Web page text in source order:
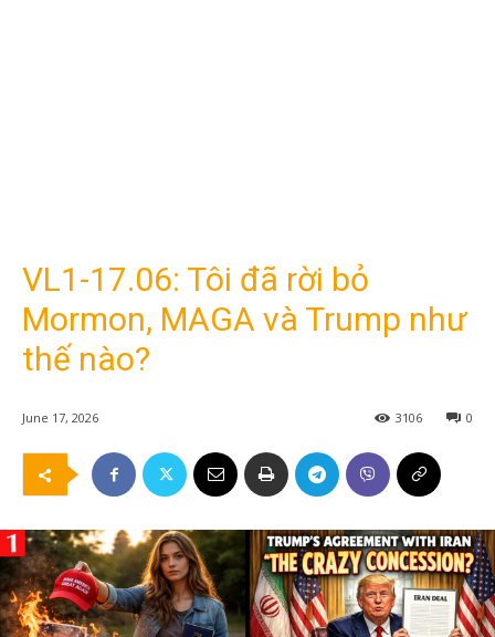
VL1-17.06: Tôi đã rời bỏ
Mormon, MAGA và Trump như
thế nào?
June 17, 2026 0
3106